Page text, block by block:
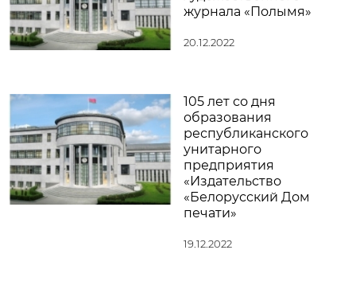
журнала «Полымя»
20.12.2022
105 лет со дня
образования
республиканского
унитарного
предприятия
«Издательство
«Белорусский Дом
печати»
19.12.2022